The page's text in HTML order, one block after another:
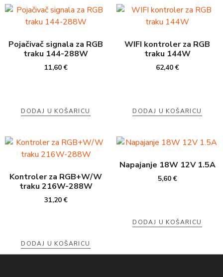
Pojačivač signala za RGB
traku 144-288W
11,60€
DODAJ U KOŠARICU
WIFI kontroler za RGB
traku 144W
62,40€
DODAJ U KOŠARICU
Kontroler za RGB+W/W
traku 216W-288W
31,20€
DODAJ U KOŠARICU
Napajanje 18W 12V 1.5A
5,60€
DODAJ U KOŠARICU